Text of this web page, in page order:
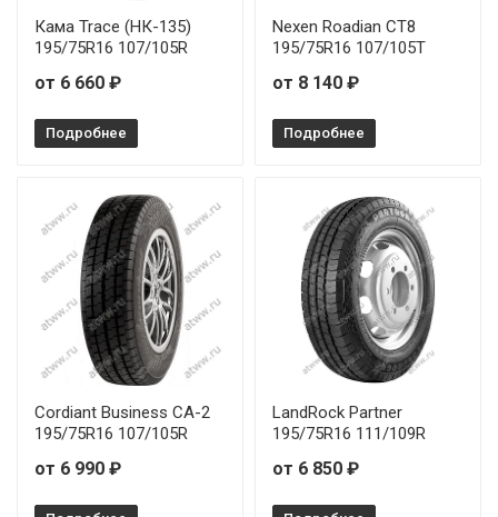
Кама Trace (НК-135)
195/75R16 107/105R
от 6 660 ₽
Подробнее
Nexen Roadian CT8
195/75R16 107/105T
от 8 140 ₽
Подробнее
Cordiant Business СА-2
195/75R16 107/105R
от 6 990 ₽
LandRock Partner
195/75R16 111/109R
от 6 850 ₽